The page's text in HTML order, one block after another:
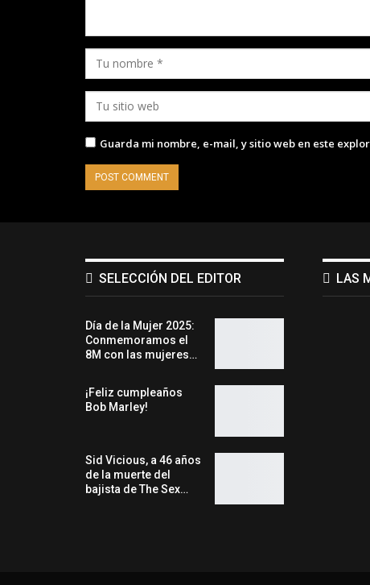
Guarda mi nombre, e-mail, y sitio web en este
SELECCIÓN DEL EDITOR
Día de la Mujer 2025:
Conmemoramos el
8M con las mujeres…
¡Feliz cumpleaños
Bob Marley!
Sid Vicious, a 46 años
de la muerte del
bajista de The Sex…
LAS